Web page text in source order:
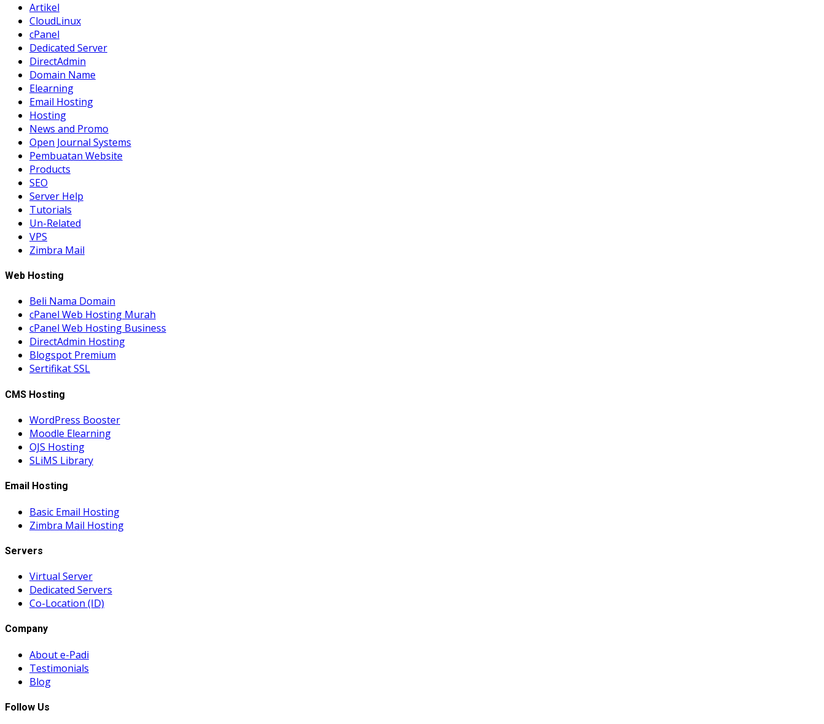
Artikel
CloudLinux
cPanel
Dedicated Server
DirectAdmin
Domain Name
Elearning
Email Hosting
Hosting
News and Promo
Open Journal Systems
Pembuatan Website
Products
SEO
Server Help
Tutorials
Un-Related
VPS
Zimbra Mail
Web Hosting
Beli Nama Domain
cPanel Web Hosting Murah
cPanel Web Hosting Business
DirectAdmin Hosting
Blogspot Premium
Sertifikat SSL
CMS Hosting
WordPress Booster
Moodle Elearning
OJS Hosting
SLiMS Library
Email Hosting
Basic Email Hosting
Zimbra Mail Hosting
Servers
Virtual Server
Dedicated Servers
Co-Location (ID)
Company
About e-Padi
Testimonials
Blog
Follow Us